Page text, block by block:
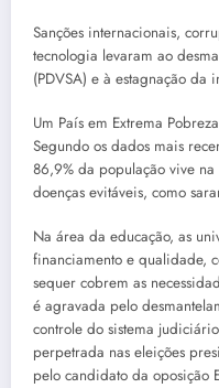
Sanções internacionais,
tecnologia levaram ao
(PDVSA) e à estagnação da
Um País em Extrema Pobreza
Segundo os dados mais
86,9% da população vive
doenças evitáveis, como
Na área da educação, as
financiamento e qualidade,
sequer cobrem as
é agravada pelo
controle do sistema
perpetrada nas eleições
pelo candidato da oposição